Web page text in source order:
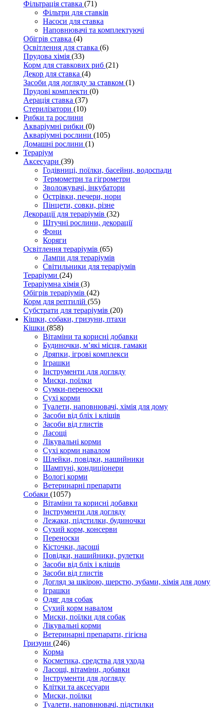
Фільтрація ставка (71)
Фільтри для ставків
Насоси для ставка
Наповнювачі та комплектуючі
Обігрів ставка (4)
Освітлення для ставка (6)
Прудова хімія (33)
Корм для ставкових риб (21)
Декор для ставка (4)
Засоби для догляду за ставком (1)
Прудові комплекти (0)
Аерація ставка (37)
Стерилізатори (10)
Рибки та рослини
Акваріумні рибки (0)
Акваріумні рослини (105)
Домашні рослини (1)
Тераріум
Аксесуари (39)
Годівниці, поїлки, басейни, водоспади
Термометри та гігрометри
Зволожувачі, інкубатори
Острівки, печери, нори
Пінцети, совки, різне
Декорації для тераріумів (32)
Штучні рослини, декорації
Фони
Коряги
Освітлення тераріумів (65)
Лампи для тераріумів
Світильники для тераріумів
Тераріуми (24)
Тераріумна хімія (3)
Обігрів тераріумів (42)
Корм для рептилій (55)
Субстрати для тераріумів (20)
Кішки, собаки, гризуни, птахи
Кішки (858)
Вітаміни та корисні добавки
Будиночки, м’які місця, гамаки
Дряпки, ігрові комплекси
Іграшки
Інструменти для догляду
Миски, поїлки
Сумки-переноски
Сухі корми
Туалети, наповнювачі, хімія для дому
Засоби від бліх і кліщів
Засоби від глистів
Ласощі
Лікувальні корми
Сухі корми навалом
Шлейки, повідки, нашийники
Шампуні, кондиціонери
Вологі корми
Ветеринарні препарати
Собаки (1057)
Вітаміни та корисні добавки
Інструменти для догляду
Лежаки, підстилки, будиночки
Сухий корм, консерви
Переноски
Кісточки, ласощі
Повідки, нашийники, рулетки
Засоби від бліх і кліщів
Засоби від глистів
Догляд за шкірою, шерстю, зубами, хімія для дому
Іграшки
Одяг для собак
Сухий корм навалом
Миски, поїлки для собак
Лікувальні корми
Ветеринарні препарати, гігієна
Гризуни (246)
Корма
Косметика, средства для ухода
Ласощі, вітаміни, добавки
Інструменти для догляду
Клітки та аксесуари
Миски, поїлки
Туалети, наповнювачі, підстилки